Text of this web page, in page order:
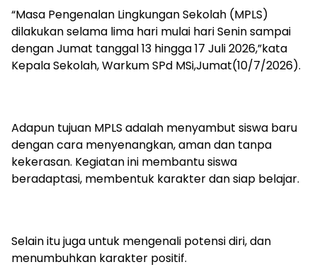
“Masa Pengenalan Lingkungan Sekolah (MPLS)
dilakukan selama lima hari mulai hari Senin sampai
dengan Jumat tanggal 13 hingga 17 Juli 2026,”kata
Kepala Sekolah, Warkum SPd MSi,Jumat(10/7/2026).
Adapun tujuan MPLS adalah menyambut siswa baru
dengan cara menyenangkan, aman dan tanpa
kekerasan. Kegiatan ini membantu siswa
beradaptasi, membentuk karakter dan siap belajar.
Selain itu juga untuk mengenali potensi diri, dan
menumbuhkan karakter positif.